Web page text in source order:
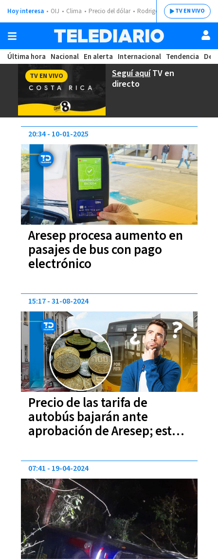
Hoy interesa OIJ Clima Precio del dólar Rodrigo ChavesTV EN VIVO
Última hora Nacional En alerta Internacional Tendencia
Seguí aquíTV en
directo
TV EN VIVO
Aresep procesa aumento en
pasajes de bus con pago
electrónico
20:34 10-01-2025
Precio de las tarifa de
autobús bajarán ante
aprobación de Aresep; esto
15:17 31-08-2024
07:41 19-04-2024